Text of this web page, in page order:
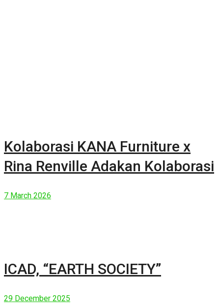
Kolaborasi KANA Furniture x
Rina Renville Adakan Kolaborasi
7 March 2026
ICAD, “EARTH SOCIETY”
29 December 2025